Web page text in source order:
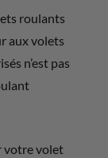
roulants
aux volets
n’est pas
votre volet